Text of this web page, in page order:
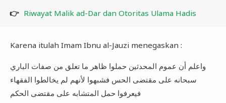
👉 Riwayat Malik ad-Dar dan Otoritas Ulama Hadis
Karena itulah Imam Ibnu al-Jauzi menegaskan :
واعلم أن عموم المحدثين حملوا ظاهر ما تعلق من صفات الباري
سبحانه على مقتضى الحس فشبهوا لأنهم لم يخالطوا الفقهاء
فيعرفوا حمل المتشابه على مقتضى الحكم